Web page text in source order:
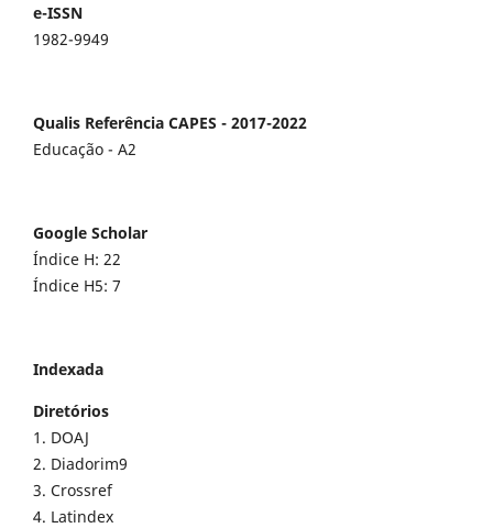
e-ISSN
1982-9949
Qualis Referência CAPES - 2017-2022
Educação - A2
Google Scholar
Índice H: 22
Índice H5: 7
Indexada
Diretórios
1. DOAJ
2. Diadorim9
3. Crossref
4. Latindex